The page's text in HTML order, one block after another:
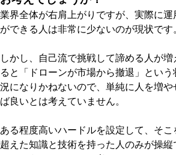
業界全体が右肩上がりですが、実際に運
ができる人は非常に少ないのが現状です。
しかし、自己流で挑戦して諦める人が増
ると「ドローンが市場から撤退」という
況になりかねないので、単純に人を増や
ば良いとは考えていません。
ある程度高いハードルを設定して、そこ
超えた知識と技術を持った人のみが操縦